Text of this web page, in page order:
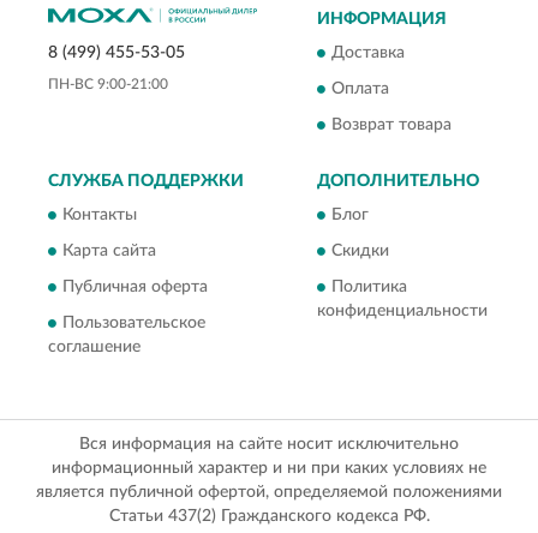
8 (499) 455-53-05
ПН-ВС 9:00-21:00
ИНФОРМАЦИЯ
Доставка
Оплата
Возврат товара
СЛУЖБА ПОДДЕРЖКИ
Контакты
Карта сайта
Публичная оферта
Пользовательское
соглашение
ДОПОЛНИТЕЛЬНО
Блог
Скидки
Политика
конфиденциальности
Вся информация на сайте носит исключительно
информационный характер и ни при каких условиях не
является публичной офертой, определяемой положениями
Статьи 437(2) Гражданского кодекса РФ.